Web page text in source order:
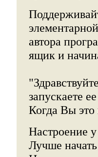
автора
ящик и
запускаете
Когда Вы это
Настроение
Лучше